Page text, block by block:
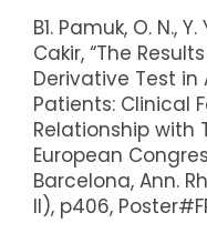
B1. Pamuk, O. N.,
Cakir, “The
Derivative Test in
Patients: Clinical
Relationship with
European
Barcelona, Ann.
II), p406,